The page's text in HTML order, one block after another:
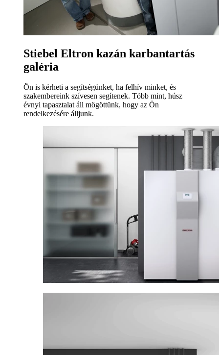
Stiebel Eltron kazán karbantartás
galéria
Ön is kérheti a segítségünket, ha felhív minket, és
szakembereink szívesen segítenek. Több mint, húsz
évnyi tapasztalat áll mögöttünk, hogy az Ön
rendelkezésére álljunk.